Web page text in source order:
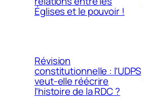
Églises et le pouvoir !
Révision
constitutionnelle : l’UDPS
veut-elle réécrire
l’histoire de la RDC ?